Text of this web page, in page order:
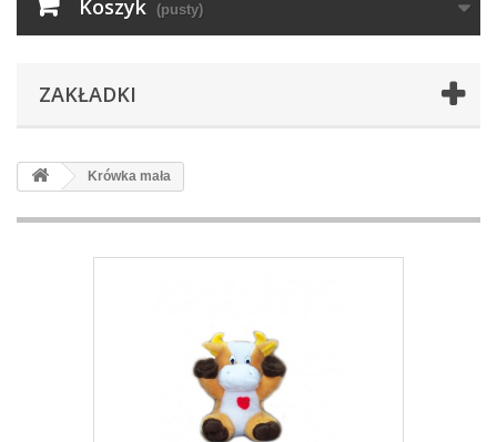
Koszyk (pusty)
ZAKŁADKI
Krówka mała